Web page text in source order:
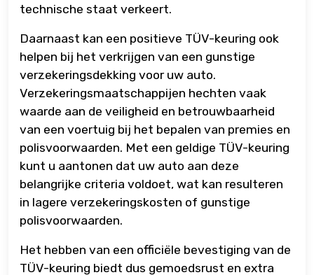
technische staat verkeert.
Daarnaast kan een positieve TÜV-keuring ook
helpen bij het verkrijgen van een gunstige
verzekeringsdekking voor uw auto.
Verzekeringsmaatschappijen hechten vaak
waarde aan de veiligheid en betrouwbaarheid
van een voertuig bij het bepalen van premies en
polisvoorwaarden. Met een geldige TÜV-keuring
kunt u aantonen dat uw auto aan deze
belangrijke criteria voldoet, wat kan resulteren
in lagere verzekeringskosten of gunstige
polisvoorwaarden.
Het hebben van een officiële bevestiging van de
TÜV-keuring biedt dus gemoedsrust en extra